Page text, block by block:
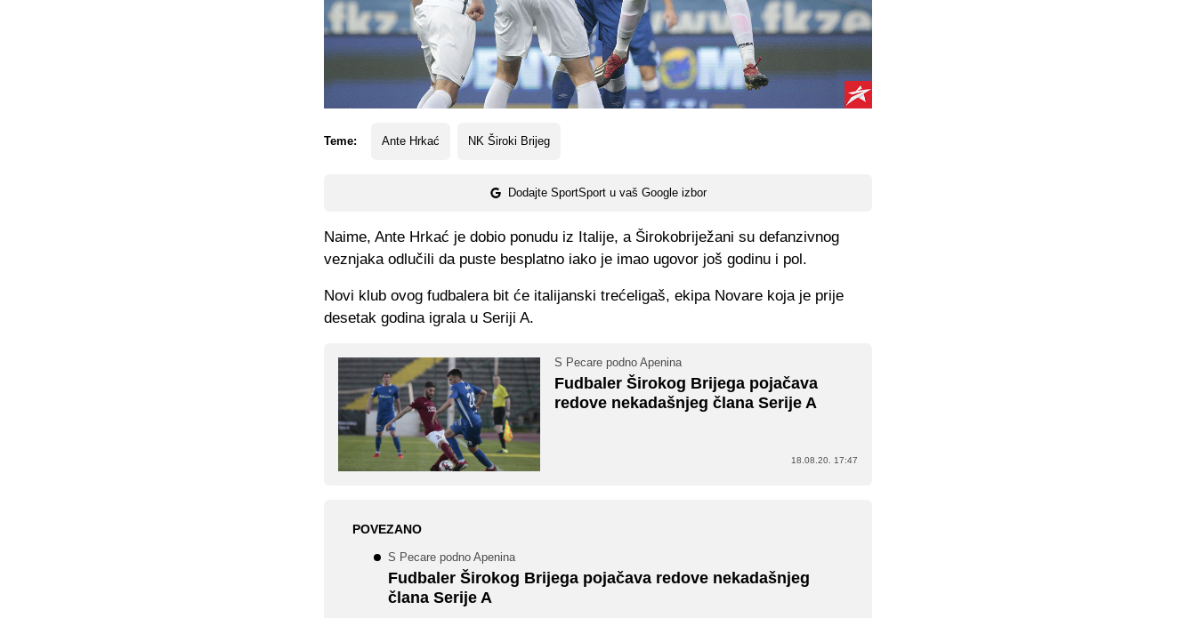
Teme: Ante Hrkać NK Široki Brijeg
Dodajte SportSport u vaš Google izbor
Naime, Ante Hrkać je dobio ponudu iz Italije, a Širokobriježani su defanzivnog
veznjaka odlučili da puste besplatno iako je imao ugovor još godinu i pol.
Novi klub ovog fudbalera bit će italijanski trećeligaš, ekipa Novare koja je prije
desetak godina igrala u Seriji A.
S Pecare podno Apenina
Fudbaler Širokog Brijega pojačava
redove nekadašnjeg člana Serije A
18.08.20. 17:47
POVEZANO
S Pecare podno Apenina
Fudbaler Širokog Brijega pojačava redove nekadašnjeg
člana Serije A